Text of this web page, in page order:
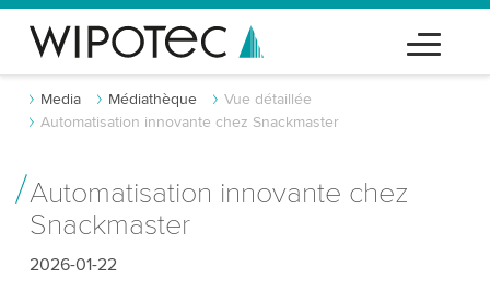
Media Médiathèque
Vue détaillée
Automatisation innovante chez Snackmaster
Automatisation innovante chez
Snackmaster
2026-01-22